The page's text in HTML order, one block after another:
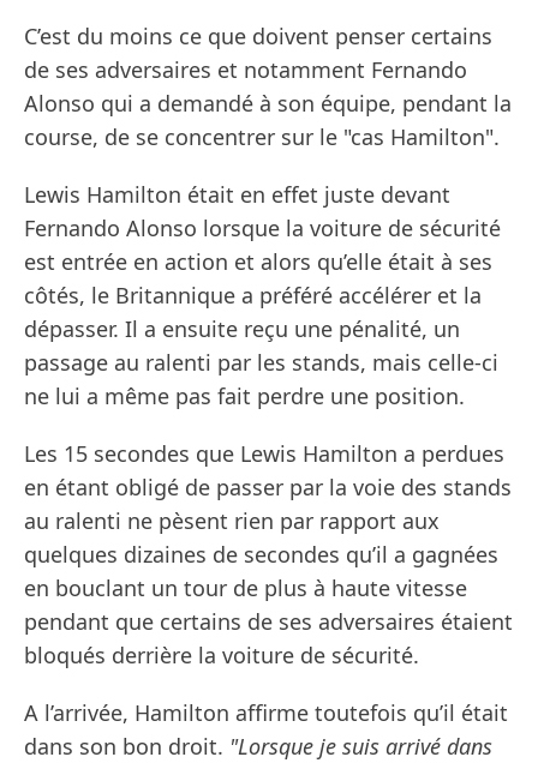
C’est du moins ce que doivent penser certains
de ses adversaires et notamment Fernando
Alonso qui a demandé à son équipe, pendant la
course, de se concentrer sur le "cas Hamilton".
Lewis Hamilton était en effet juste devant
Fernando Alonso lorsque la voiture de sécurité
est entrée en action et alors qu’elle était à ses
côtés, le Britannique a préféré accélérer et la
dépasser. Il a ensuite reçu une pénalité, un
passage au ralenti par les stands, mais celle-ci
ne lui a même pas fait perdre une position.
Les 15 secondes que Lewis Hamilton a perdues
en étant obligé de passer par la voie des stands
au ralenti ne pèsent rien par rapport aux
quelques dizaines de secondes qu’il a gagnées
en bouclant un tour de plus à haute vitesse
pendant que certains de ses adversaires étaient
bloqués derrière la voiture de sécurité.
A l’arrivée, Hamilton affirme toutefois qu’il était
dans son bon droit. "Lorsque je suis arrivé dans